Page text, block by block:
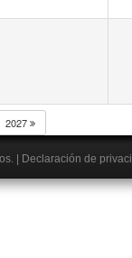
2027
Declaración de